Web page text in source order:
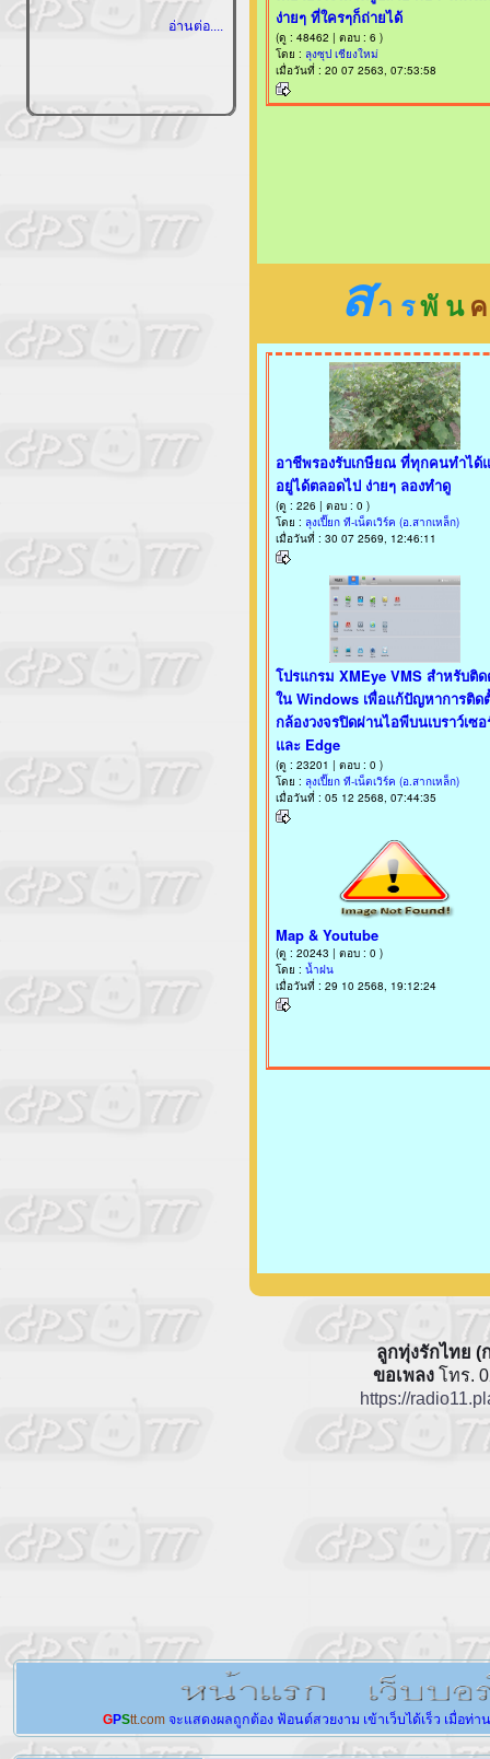
อ่านต่อ....
ส า รพั น
ลูกทุ่งรักไทย (
ขอเพลง โทร.
https://
GPStt.com จะแสดงผลถูกต้อง ฟ้อนต์สวยงาม เข้าเว็บได้เร็ว เมื่อท่า